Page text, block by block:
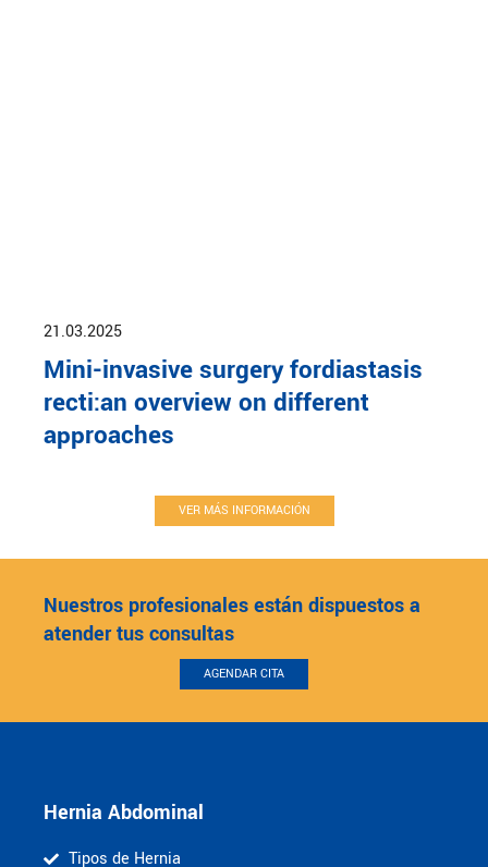
21.03.2025
Mini-invasive surgery fordiastasis
recti:an overview on different
approaches
VER MÁS INFORMACIÓN
Nuestros profesionales están dispuestos a
atender tus consultas
AGENDAR CITA
Hernia Abdominal
Tipos de Hernia